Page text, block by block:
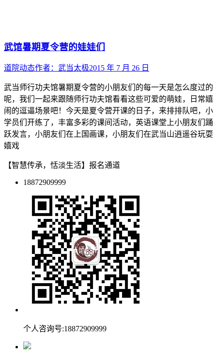
武馆暑期夏令营的娃娃们
道院动态作者： 武当太极2015 年 7 月 26 日
武当师行功夫馆暑期夏令营的小朋友们的每一天是怎么度过的
呢，我们一起来跟随师行功夫馆看看这些可爱的萌娃，日常嬉
闹的逗逼场景吧！今天是夏令营开课的日子，来排排队吧，小
学员们开练了，丰富多彩的课间活动，英语课堂上小朋友们踊
跃发言，小朋友们在上国画课，小朋友们在武当山逍遥谷玩耍
嬉戏
【智慧传承，恬淡生活】报名通道
18872909999
个人咨询号:18872909999